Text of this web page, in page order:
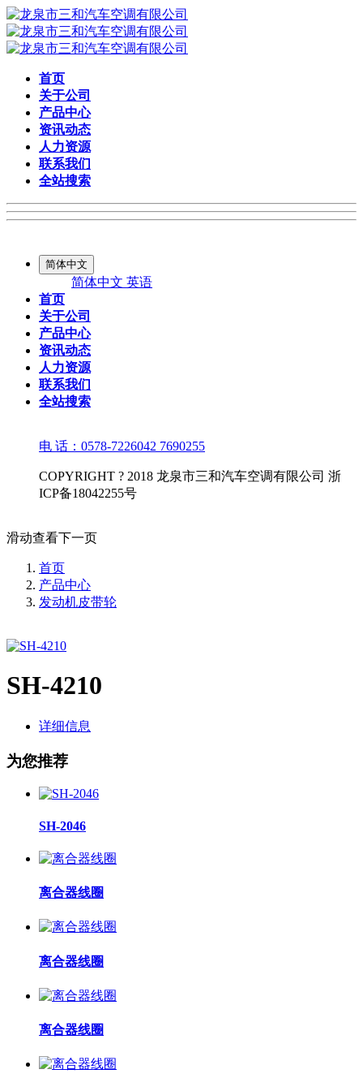
首页
关于公司
产品中心
资讯动态
人力资源
联系我们
全站搜索
简体中文
简体中文 英语
首页
关于公司
产品中心
资讯动态
人力资源
联系我们
全站搜索
电 话：0578-7226042 7690255
COPYRIGHT ? 2018 龙泉市三和汽车空调有限公司 浙
ICP备18042255号
滑动查看下一页
首页
产品中心
发动机皮带轮
SH-4210
详细信息
为您推荐
SH-2046
离合器线圈
离合器线圈
离合器线圈